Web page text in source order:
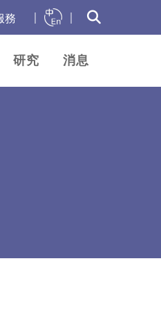
務
研究 消息